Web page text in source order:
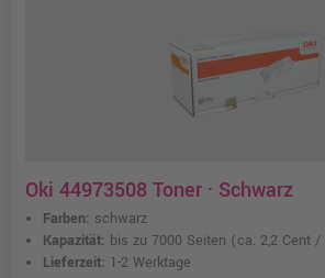
Oki 44973508 Toner · Schwarz
Farben: schwarz
Kapazität: bis zu 7000 Seiten (ca. 2,2 Cent /
Lieferzeit: 1-2 Werktage